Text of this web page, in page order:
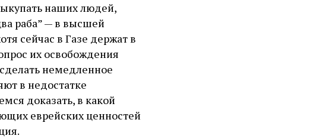
наших людей,
раба” — в высшей
сейчас в Газе держат в
их освобождения
немедленное
в недостатке
доказать, в какой
еврейских ценностей